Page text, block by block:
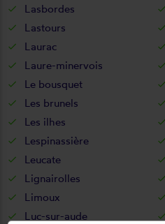
Lasbordes
Lastours
Laurac
Laure-minervois
Le bousquet
Les brunels
Les ilhes
Lespinassière
Leucate
Lignairolles
Limoux
Luc-sur-aude